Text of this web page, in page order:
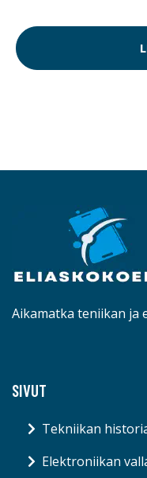
Aikamatka teniikan ja
SIVUT
Tekniikan
Elektroniikan